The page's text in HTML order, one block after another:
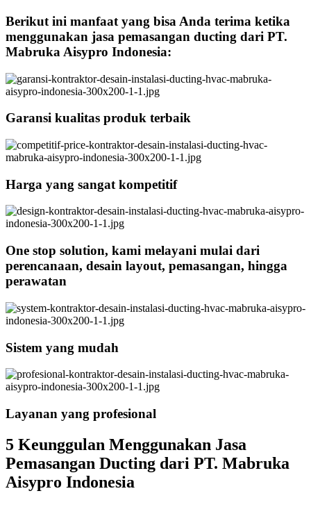
Berikut ini manfaat yang bisa Anda terima ketika
menggunakan jasa pemasangan ducting dari PT.
Mabruka Aisypro Indonesia:
Garansi kualitas produk terbaik
Harga yang sangat kompetitif
One stop solution, kami melayani mulai dari
perencanaan, desain layout, pemasangan, hingga
perawatan
Sistem yang mudah
Layanan yang profesional
5 Keunggulan Menggunakan Jasa
Pemasangan Ducting dari PT. Mabruka
Aisypro Indonesia